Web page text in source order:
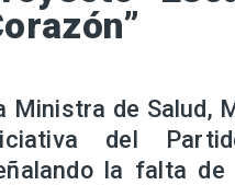
Ministra de Salud,
del
la falta